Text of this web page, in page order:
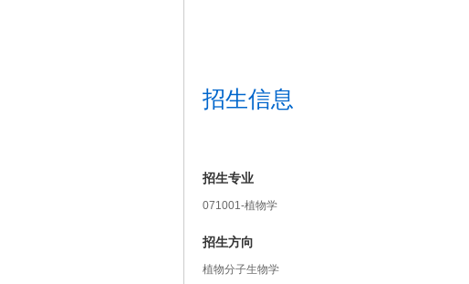
招生信息
招生专业
071001-植物学
招生方向
植物分子生物学